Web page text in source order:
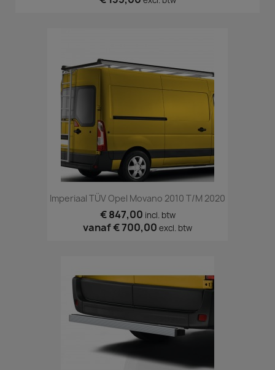
Imperiaal TÜV Opel Movano 2010 T/m 2020
€ 847,00 incl. btw
vanaf€ 700,00 excl. btw